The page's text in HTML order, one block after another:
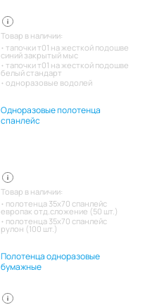
Товар в наличии:
тапочки т01 на жесткой подошве
синий закрытый мыс
тапочки т01 на жесткой подошве
белый стандарт
одноразовые водолей
Одноразовые полотенца
спанлейс
Товар в наличии:
полотенца 35х70 спанлейс
европак отд.сложение (50 шт.)
полотенца 35х70 спанлейс
рулон (100 шт.)
Полотенца одноразовые
бумажные